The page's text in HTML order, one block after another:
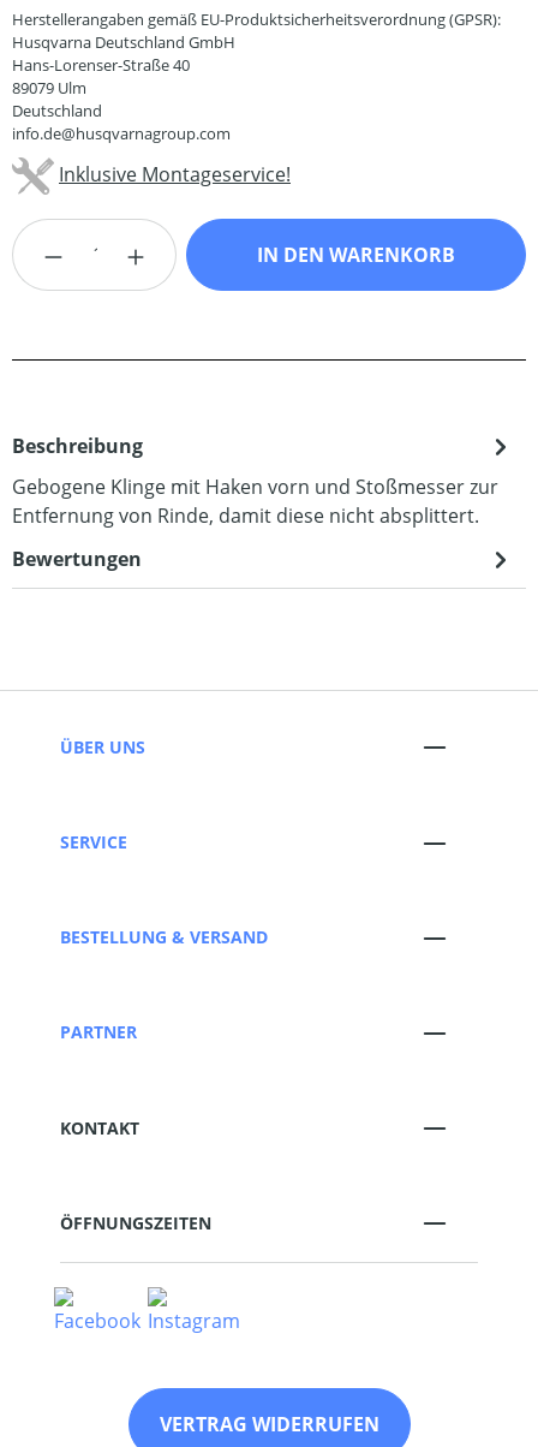
Herstellerangaben gemäß EU-Produktsicherheitsverordnung (GPSR):
Husqvarna Deutschland GmbH
Hans-Lorenser-Straße 40
89079 Ulm
Deutschland
info.de@husqvarnagroup.com
Inklusive Montageservice!
Produkt Anzahl: Gib den gewünschten
IN DEN WARENKORB
Beschreibung
Gebogene Klinge mit Haken vorn und Stoßmesser zur
Entfernung von Rinde, damit diese nicht absplittert.
Bewertungen
ÜBER UNS
SERVICE
BESTELLUNG & VERSAND
PARTNER
KONTAKT
ÖFFNUNGSZEITEN
VERTRAG WIDERRUFEN